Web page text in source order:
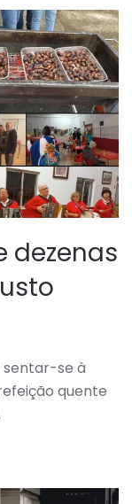
dezenas
sentar-se à
quente